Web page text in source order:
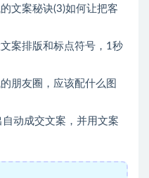
案秘诀(3)如何让把客
排版和标点符号，1秒
友圈，应该配什么图
动成交文案，并用文案